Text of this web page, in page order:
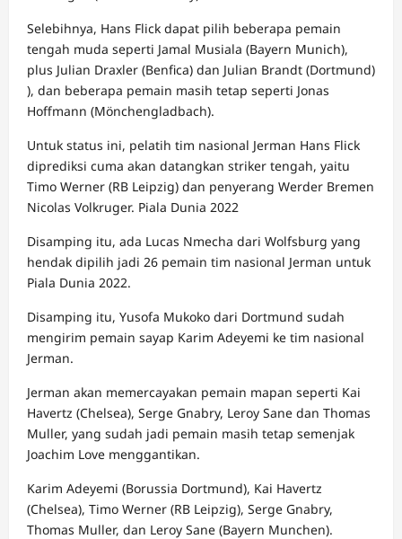
Selebihnya, Hans Flick dapat pilih beberapa pemain
tengah muda seperti Jamal Musiala (Bayern Munich),
plus Julian Draxler (Benfica) dan Julian Brandt (Dortmund)
), dan beberapa pemain masih tetap seperti Jonas
Hoffmann (Mönchengladbach).
Untuk status ini, pelatih tim nasional Jerman Hans Flick
diprediksi cuma akan datangkan striker tengah, yaitu
Timo Werner (RB Leipzig) dan penyerang Werder Bremen
Nicolas Volkruger. Piala Dunia 2022
Disamping itu, ada Lucas Nmecha dari Wolfsburg yang
hendak dipilih jadi 26 pemain tim nasional Jerman untuk
Piala Dunia 2022.
Disamping itu, Yusofa Mukoko dari Dortmund sudah
mengirim pemain sayap Karim Adeyemi ke tim nasional
Jerman.
Jerman akan memercayakan pemain mapan seperti Kai
Havertz (Chelsea), Serge Gnabry, Leroy Sane dan Thomas
Muller, yang sudah jadi pemain masih tetap semenjak
Joachim Love menggantikan.
Karim Adeyemi (Borussia Dortmund), Kai Havertz
(Chelsea), Timo Werner (RB Leipzig), Serge Gnabry,
Thomas Muller, dan Leroy Sane (Bayern Munchen).